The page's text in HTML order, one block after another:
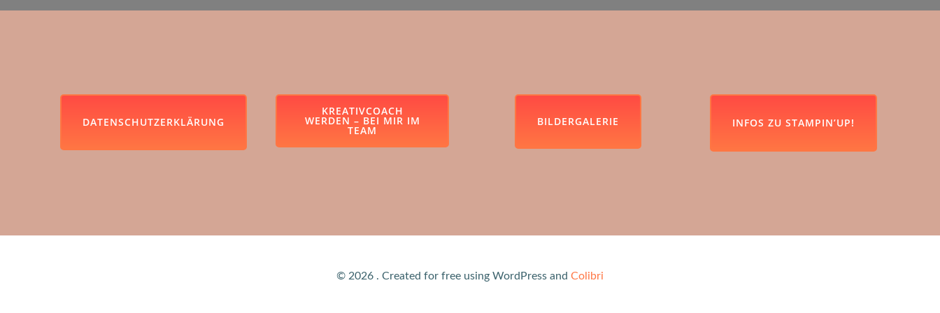
DATENSCHUTZERKLÄRUNG
KREATIVCOACH
WERDEN – BEI MIR IM
TEAM
BILDERGALERIE INFOS ZU STAMPIN’UP!
© 2026 . Created for free using WordPress and Colibri